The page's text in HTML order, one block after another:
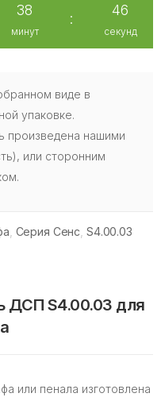
38
минут
:
46
секунд
виде в
упаковке.
произведена нашими
или сторонним
Серия Сенс S4.00.03
ДСП S4.00.03 для
или пенала изготовлена